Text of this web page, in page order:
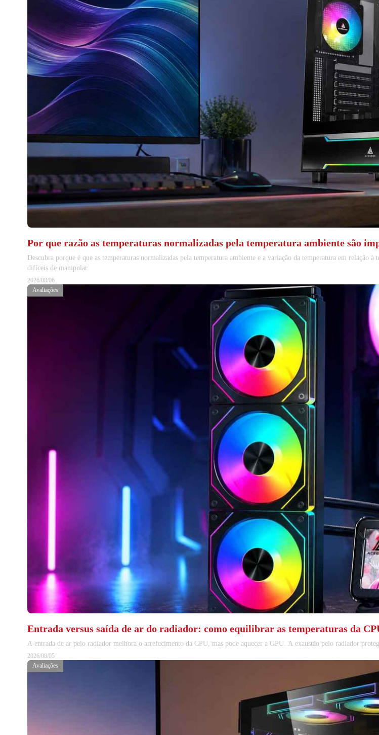
Por que razão as temperaturas normalizadas pela temperatura ambiente são
Descubra porque é que as temperaturas normalizadas pela temperatura ambiente e a variação da temperatura em relação
difíceis de manipular.
2026/08/06
Avaliações
Entrada versus saída de ar do radiador: como equilibrar as temperaturas da
A entrada de ar pelo radiador melhora o arrefecimento da CPU, mas pode aquecer a GPU. A exaustão pelo radiador
2026/08/05
Avaliações